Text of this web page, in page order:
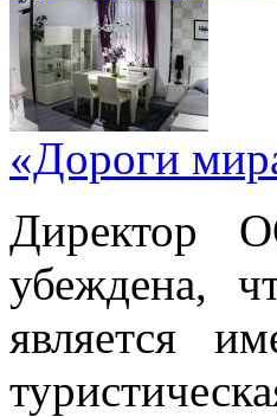
«Дороги
Директор
убеждена,
является